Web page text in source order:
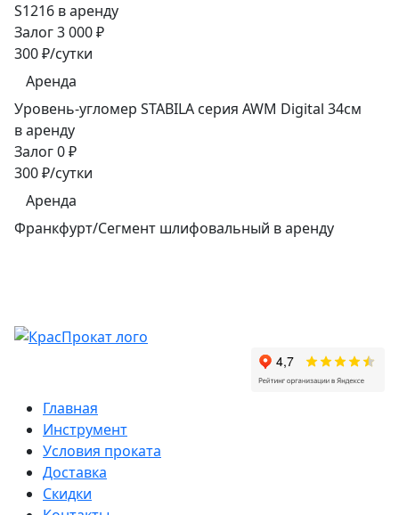
S1216 в аренду
Залог 3 000 ₽
300 ₽/сутки
Аренда
Уровень-угломер STABILA серия AWM Digital 34см
в аренду
Залог 0 ₽
300 ₽/сутки
Аренда
Франкфурт/Сегмент шлифовальный в аренду
Главная
Инструмент
Условия проката
Доставка
Скидки